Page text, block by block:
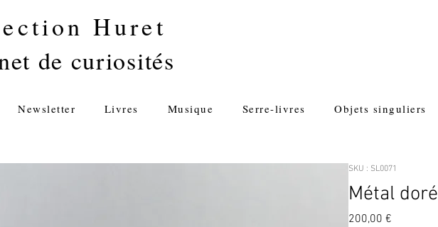
Huret
de curiosités
Newsletter Livres Musique Serre-livres Objets singuliers
SKU : SL0071
Métal doré
200,00 €